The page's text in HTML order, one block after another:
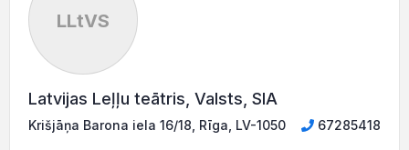
LLtVS
Latvijas Leļļu teātris, Valsts, SIA
Krišjāņa Barona iela 16/18, Rīga, LV-1050 67285418